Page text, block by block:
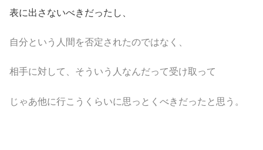
表に出さないべきだったし、
自分という人間を否定されたのではなく、
相手に対して、そういう人なんだって受け取って
じゃあ他に行こうくらいに思っとくべきだったと思う。